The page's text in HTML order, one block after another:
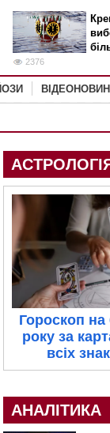
2376
Гороскоп на
року за
всіх
АНАЛІТИКА